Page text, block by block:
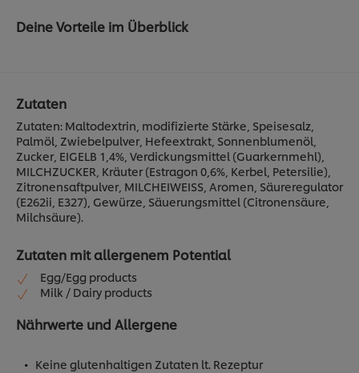
Deine Vorteile im Überblick
Zutaten
Zutaten: Maltodextrin, modifizierte Stärke, Speisesalz,
Palmöl, Zwiebelpulver, Hefeextrakt, Sonnenblumenöl,
Zucker, EIGELB 1,4%, Verdickungsmittel (Guarkernmehl),
MILCHZUCKER, Kräuter (Estragon 0,6%, Kerbel, Petersilie),
Zitronensaftpulver, MILCHEIWEISS, Aromen, Säureregulator
(E262ii, E327), Gewürze, Säuerungsmittel (Citronensäure,
Milchsäure).
Zutaten mit allergenem Potential
Egg/Egg products
Milk / Dairy products
Nährwerte und Allergene
Keine glutenhaltigen Zutaten lt. Rezeptur